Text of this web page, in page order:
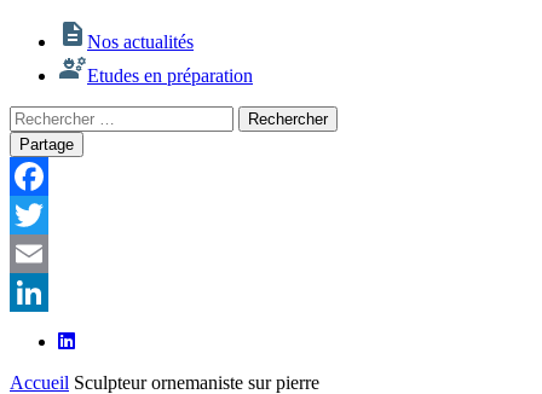
Nos actualités
Etudes en préparation
Rechercher
:
Rechercher
Partage
Facebook
Twitter
Email
LinkedIn
Accueil Sculpteur ornemaniste sur pierre